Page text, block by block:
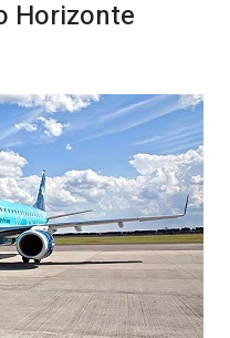
Horizonte